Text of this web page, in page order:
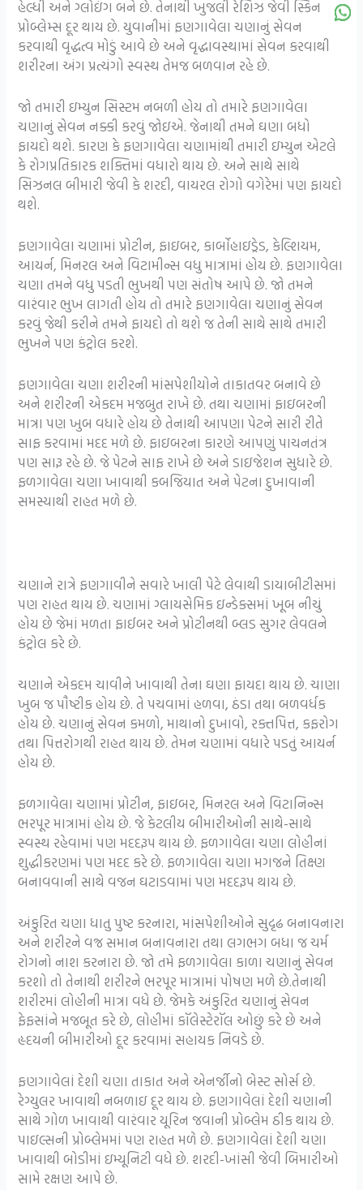
હેલ્ધી અને ગ્લોઇંગ બને છે. તેનાથી ખુજલી રેશિઝ જેવી સ્કિન
પ્રોબ્લેમ્સ દૂર થાય છે. યુવાનીમાં ફણગાવેલા ચણાનું સેવન
કરવાથી વૃદ્ધત્વ મોડું આવે છે અને વૃદ્ધાવસ્થામાં સેવન કરવાથી
શરીરના અંગ પ્રત્યંગો સ્વસ્થ તેમજ બળવાન રહે છે.
જો તમારી ઇમ્યુન સિસ્ટમ નબળી હોય તો તમારે ફણગાવેલા
ચણાનું સેવન નક્કી કરવું જોઇએ. જેનાથી તમને ઘણા બધો
ફાયદો થશે. કારણ કે ફણગાવેલા ચણામાંથી તમારી ઇમ્યુન એટલે
કે રોગપ્રતિકારક શક્તિમાં વધારો થાય છે. અને સાથે સાથે
સિઝનલ બીમારી જેવી કે શરદી, વાયરલ રોગો વગેરેમાં પણ ફાયદો
થશે.
ફણગાવેલા ચણામાં પ્રોટીન, ફાઇબર, કાર્બોહાઇડ્રેડ, કેલ્શિયમ,
આયર્ન, મિનરલ અને વિટામીન્સ વધુ માત્રામાં હોય છે. ફણગાવેલા
ચણા તમને વધુ પડતી ભુખથી પણ સંતોષ આપે છે. જો તમને
વારંવાર ભુખ લાગતી હોય તો તમારે ફણગાવેલા ચણાનું સેવન
કરવું જેથી કરીને તમને ફાયદો તો થશે જ તેની સાથે સાથે તમારી
ભુખને પણ કંટ્રોલ કરશે.
ફણગાવેલા ચણા શરીરની માંસપેશીયોને તાકાતવર બનાવે છે
અને શરીરની એકદમ મજબુત રાખે છે. તથા ચણામાં ફાઇબરની
માત્રા પણ ખુબ વધારે હોય છે તેનાથી આપણા પેટને સારી રીતે
સાફ કરવામાં મદદ મળે છે. ફાઇબરના કારણે આપણું પાચનતંત્ર
પણ સારૂ રહે છે. જે પેટને સાફ રાખે છે અને ડાઇજેશન સુધારે છે.
ફળગાવેલા ચણા ખાવાથી કબજિયાત અને પેટના દુખાવાની
સમસ્યાથી રાહત મળે છે.
ચણાને રાત્રે ફણગાવીને સવારે ખાલી પેટે લેવાથી ડાયાબીટીસમાં
પણ રાહત થાય છે. ચણામાં ગ્લાયસેમિક ઇન્ડેક્સમાં ખૂબ નીચું
હોય છે જેમાં મળતા ફાઈબર અને પ્રોટીનથી બ્લડ સુગર લેવલને
કંટ્રોલ કરે છે.
ચણાને એકદમ ચાવીને ખાવાથી તેના ઘણા ફાયદા થાય છે. ચાણા
ખુબ જ પૌષ્ટીક હોય છે. તે પચવામાં હળવા, ઠંડા તથા બળવર્ધક
હોય છે. ચણાનું સેવન કમળો, માથાનો દુખાવો, રક્તપિત્ત, કફરોગ
તથા પિત્તરોગથી રાહત થાય છે. તેમન ચણામાં વધારે પડતું આયર્ન
હોય છે.
ફળગાવેલા ચણામાં પ્રોટીન, ફાઇબર, મિનરલ અને વિટાનિન્સ
ભરપૂર માત્રામાં હોય છે. જે કેટલીય બીમારીઓની સાથે-સાથે
સ્વસ્થ રહેવામાં પણ મદદરૂપ થાય છે. ફળગાવેલા ચણા લોહીનાં
શુદ્ધીકરણમાં પણ મદદ કરે છે. ફળગાવેલા ચણા મગજને તિક્ષ્ણ
બનાવવાની સાથે વજન ઘટાડવામાં પણ મદદરૂપ થાય છે.
અંકુરિત ચણા ધાતુ પુષ્ટ કરનારા, માંસપેશીઓને સુદૃઢ બનાવનારા
અને શરીરને વજ્ર સમાન બનાવનારા તથા લગભગ બધા જ ચર્મ
રોગનો નાશ કરનારા છે. જો તમે ફળગાવેલા કાળા ચણાનું સેવન
કરશો તો તેનાથી શરીરને ભરપૂર માત્રામાં પોષણ મળે છે.તેનાથી
શરીરમાં લોહીની માત્રા વધે છે. જેમકે અંકુરિત ચણાનું સેવન
ફેફસાંને મજબૂત કરે છે, લોહીમાં કૉલેસ્ટેરૉલ ઓછું કરે છે અને
હૃદયની બીમારીઓ દૂર કરવામાં સહાયક નિવડે છે.
ફણગાવેલાં દેશી ચણા તાકાત અને એનર્જીનો બેસ્ટ સોર્સ છે.
રેગ્યુલર ખાવાથી નબળાઇ દૂર થાય છે. ફણગાવેલાં દેશી ચણાની
સાથે ગોળ ખાવાથી વારંવાર યૂરિન જવાની પ્રોબ્લેમ ઠીક થાય છે.
પાઇલ્સની પ્રોબ્લેમમાં પણ રાહત મળે છે. ફણગાવેલાં દેશી ચણા
ખાવાથી બોડીમાં ઇમ્યૂનિટી વધે છે. શરદી-ખાંસી જેવી બિમારીઓ
સામે રક્ષણ આપે છે.